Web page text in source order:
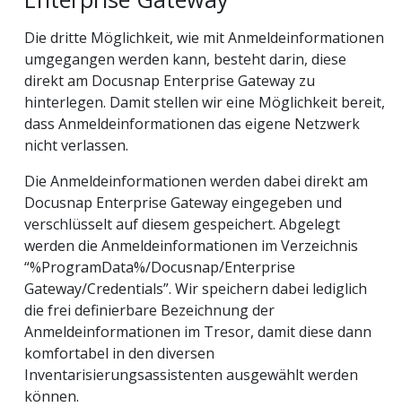
Die dritte Möglichkeit, wie mit Anmeldeinformationen
umgegangen werden kann, besteht darin, diese
direkt am Docusnap Enterprise Gateway zu
hinterlegen. Damit stellen wir eine Möglichkeit bereit,
dass Anmeldeinformationen das eigene Netzwerk
nicht verlassen.
Die Anmeldeinformationen werden dabei direkt am
Docusnap Enterprise Gateway eingegeben und
verschlüsselt auf diesem gespeichert. Abgelegt
werden die Anmeldeinformationen im Verzeichnis
“%ProgramData%/Docusnap/Enterprise
Gateway/Credentials”. Wir speichern dabei lediglich
die frei definierbare Bezeichnung der
Anmeldeinformationen im Tresor, damit diese dann
komfortabel in den diversen
Inventarisierungsassistenten ausgewählt werden
können.